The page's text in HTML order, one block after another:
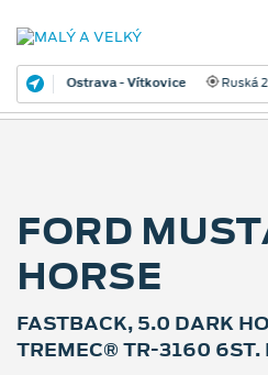
Ostrava - Vítkovice Ruská
FORD
HORSE
FASTBACK, 5.0 DARK
TREMEC® TR-3160